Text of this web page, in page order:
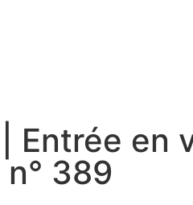
Entrée en
389